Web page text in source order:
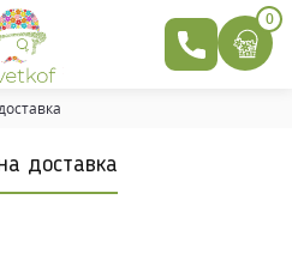
0
доставка